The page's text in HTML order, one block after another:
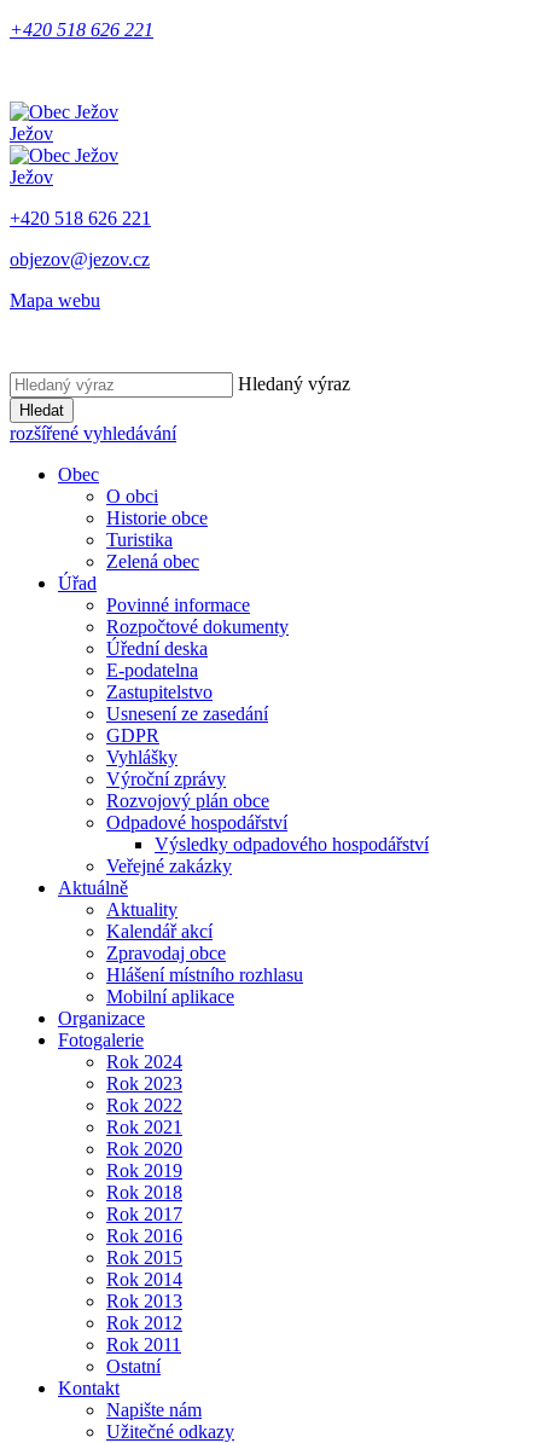
+420 518 626 221
Ježov
Ježov
+420 518 626 221
objezov@jezov.cz
Mapa webu
Hledaný výraz
Hledat
rozšířené vyhledávání
Obec
O obci
Historie obce
Turistika
Zelená obec
Úřad
Povinné informace
Rozpočtové dokumenty
Úřední deska
E-podatelna
Zastupitelstvo
Usnesení ze zasedání
GDPR
Vyhlášky
Výroční zprávy
Rozvojový plán obce
Odpadové hospodářství
Výsledky odpadového hospodářství
Veřejné zakázky
Aktuálně
Aktuality
Kalendář akcí
Zpravodaj obce
Hlášení místního rozhlasu
Mobilní aplikace
Organizace
Fotogalerie
Rok 2024
Rok 2023
Rok 2022
Rok 2021
Rok 2020
Rok 2019
Rok 2018
Rok 2017
Rok 2016
Rok 2015
Rok 2014
Rok 2013
Rok 2012
Rok 2011
Ostatní
Kontakt
Napište nám
Užitečné odkazy